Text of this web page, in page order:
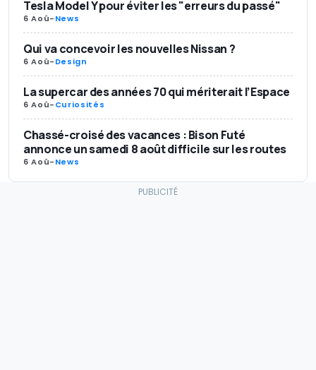
Tesla Model Y pour éviter les "erreurs du passé"
6 Aoû-News
Qui va concevoir les nouvelles Nissan ?
6 Aoû-Design
La supercar des années 70 qui mériterait l’Espace
6 Aoû-Curiosités
Chassé-croisé des vacances : Bison Futé
annonce un samedi 8 août difficile sur les routes
6 Aoû-News